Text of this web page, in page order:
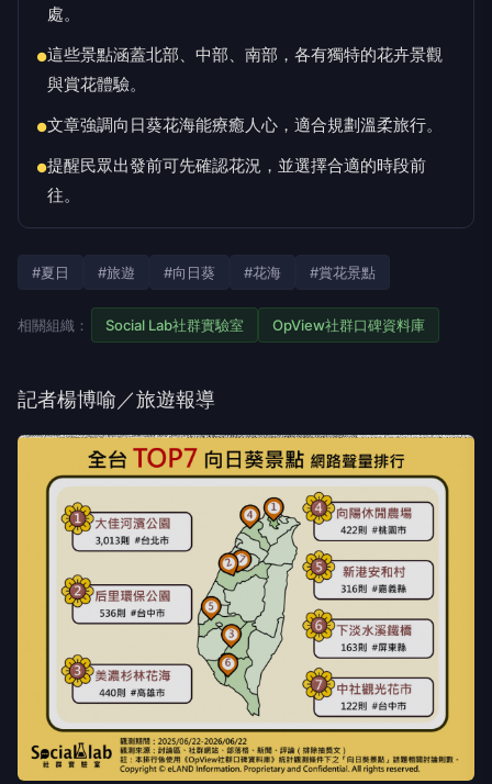
處。
●這些景點涵蓋北部、中部、南部，各有獨特的花卉景觀
與賞花體驗。
●文章強調向日葵花海能療癒人心，適合規劃溫柔旅行。
●提醒民眾出發前可先確認花況，並選擇合適的時段前
往。
#夏日 #旅遊 #向日葵 #花海 #賞花景點
相關組織： Social Lab社群實驗室 OpView社群口碑資料庫
記者楊博喻／旅遊報導